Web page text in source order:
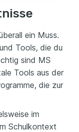
ein Muss.
Tools, die du
sind MS
Tools aus der
die zur
im
Schulkontext